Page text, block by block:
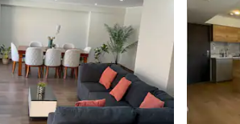
5, 60 commentaires